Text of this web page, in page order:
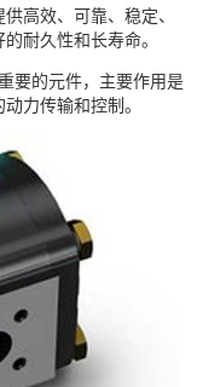
高效、可靠、稳定、
耐久性和长寿命。
要的元件，主要作用是
力传输和控制。